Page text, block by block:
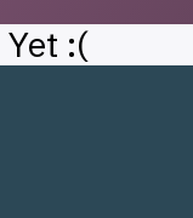
:(